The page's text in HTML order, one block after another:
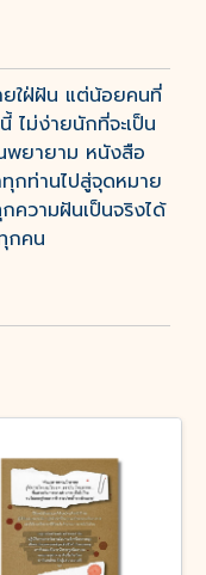
ใฝ่ฝัน แต่น้อยคนที่
ไม่ง่ายนักที่จะเป็น
พยายาม หนังสือ
ทุกท่านไปสู่จุดหมาย
ความฝันเป็นจริงได้
กคน